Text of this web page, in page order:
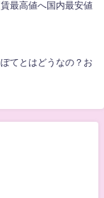
最高値へ国内最安値
てとはどうなの？お